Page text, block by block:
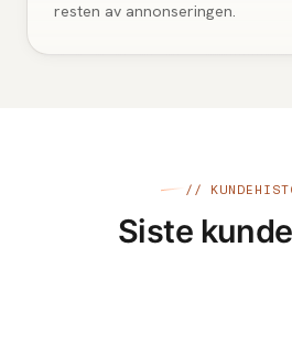
resten av annonseringen.
//
Siste